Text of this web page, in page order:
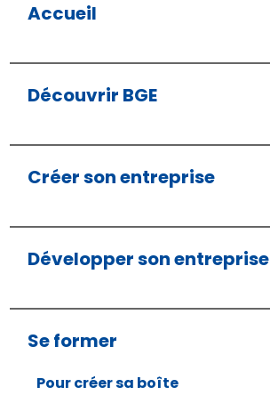
Accueil
Découvrir BGE
Créer son entreprise
Développer son entreprise
Se former
Pour créer sa boîte